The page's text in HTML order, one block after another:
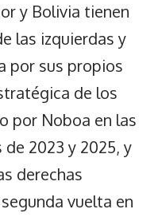
y Bolivia tienen
las izquierdas y
por sus propios
de los
por Noboa en las
2023 y 2025, y
derechas
vuelta en